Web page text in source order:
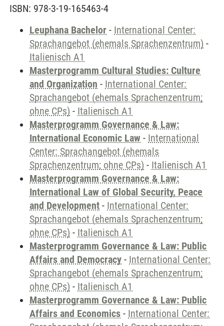
ISBN: 978-3-19-165463-4
Leuphana Bachelor - International Center:
Sprachangebot (ehemals Sprachenzentrum) -
Italienisch A1
Masterprogramm Cultural Studies: Culture
and Organization - International Center:
Sprachangebot (ehemals Sprachenzentrum;
ohne CPs) - Italienisch A1
Masterprogramm Governance & Law:
International Economic Law - International
Center: Sprachangebot (ehemals
Sprachenzentrum; ohne CPs) - Italienisch A1
Masterprogramm Governance & Law:
International Law of Global Security, Peace
and Development - International Center:
Sprachangebot (ehemals Sprachenzentrum;
ohne CPs) - Italienisch A1
Masterprogramm Governance & Law: Public
Affairs and Democracy - International Center:
Sprachangebot (ehemals Sprachenzentrum;
ohne CPs) - Italienisch A1
Masterprogramm Governance & Law: Public
Affairs and Economics - International Center: